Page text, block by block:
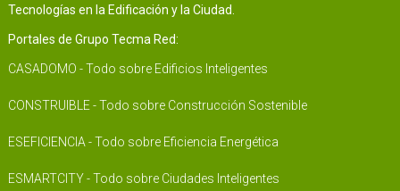
Tecnologías en la Edificación y la Ciudad.
Portales de Grupo Tecma Red:
CASADOMO - Todo sobre Edificios Inteligentes
CONSTRUIBLE - Todo sobre Construcción Sostenible
ESEFICIENCIA - Todo sobre Eficiencia Energética
ESMARTCITY - Todo sobre Ciudades Inteligentes